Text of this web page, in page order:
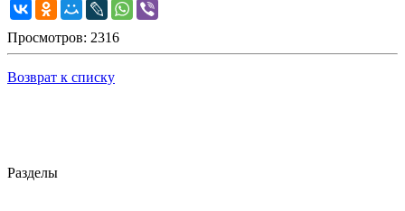
Просмотров: 2316
Возврат к списку
Разделы